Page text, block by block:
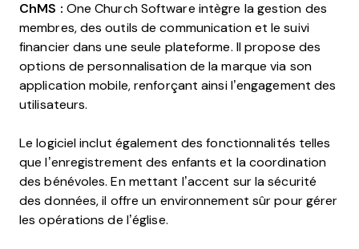
ChMS : One Church Software intègre la gestion des
membres, des outils de communication et le suivi
financier dans une seule plateforme. Il propose des
options de personnalisation de la marque via son
application mobile, renforçant ainsi l’engagement des
utilisateurs.
Le logiciel inclut également des fonctionnalités telles
que l’enregistrement des enfants et la coordination
des bénévoles. En mettant l’accent sur la sécurité
des données, il offre un environnement sûr pour gérer
les opérations de l’église.